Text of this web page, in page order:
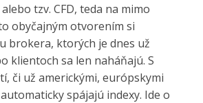
tzv. CFD, teda na mimo
obyčajným otvorením si
brokera, ktorých je dnes už
klientoch sa len naháňajú. S
či už americkými, európskymi
spájajú indexy. Ide o